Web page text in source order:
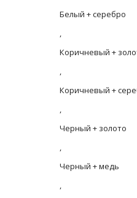
Белый + серебро
,
Коричневый +
,
Коричневый +
,
Черный + золото
,
Черный + медь
,